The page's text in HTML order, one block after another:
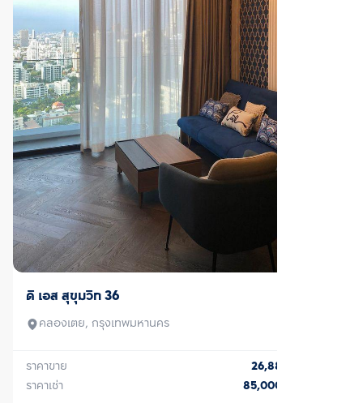
ขาย/เช่า
ดิ เอส สุขุมวิท 36
คลองเตย, กรุงเทพมหานคร
ราคาขาย 26,880,000
ราคาเช่า
85,000